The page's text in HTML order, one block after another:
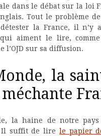
dans le débat sur la loi
Tout le problème
la France, il n’y
aiment le lire,
l’OJD sur sa diffusion.
la
la haine de notre
Il suffit de lire le papier